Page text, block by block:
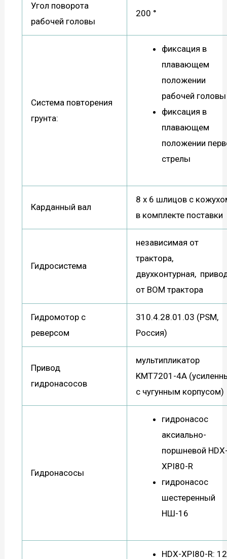
Угол поворота
рабочей головы
200 °
Система повторения
грунта:
фиксация в
плавающем
положении
рабочей головы
фиксация в
плавающем
положении
стрелы
Карданный вал
8 х 6 шлицов с
в комплекте поставки
Гидросистема
независимая от
трактора,
двухконтурная,
от ВОМ трактора
Гидромотор с
реверсом
310.4.28.01.03 (PSM,
Россия)
Привод
гидронасосов
мультипликатор
KMT7201-4A
с чугунным корпусом)
Гидронасосы
гидронасос
аксиально-
поршневой
XPI80-R
гидронасос
шестеренный
НШ-16
HDX-XPI80-R: